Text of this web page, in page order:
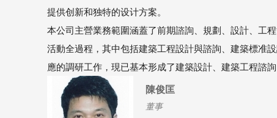
提供创新和独特的设计方案。
本公司主營業務範圍涵蓋了前期諮詢、規劃、設計、工
活動全過程，其中包括建築工程設計與諮詢、建築標准
應的調研工作，現已基本形成了建築設計、建築工程諮
陳俊匡
董事